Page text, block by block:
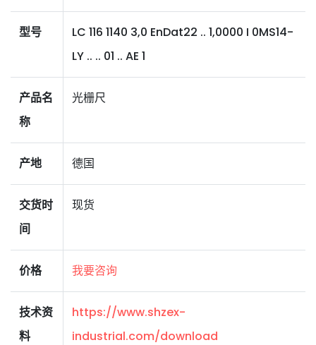
型号
LC 116 1140 3,0 EnDat22 .. 1,0000 I 0MS14-
LY .. .. 01 .. AE 1
产品名
称
光栅尺
产地 德国
交货时
间
现货
价格 我要咨询
技术资
料
https://www.shzex-
industrial.com/download